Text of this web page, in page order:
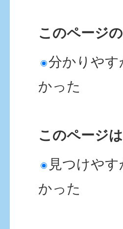
このページ
分かりやす
かった
このページ
見つけやす
かった